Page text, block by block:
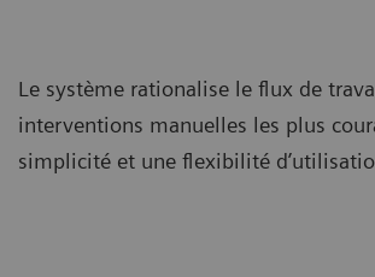
Le système rationalise le flux de
interventions manuelles les plus
simplicité et une flexibilité